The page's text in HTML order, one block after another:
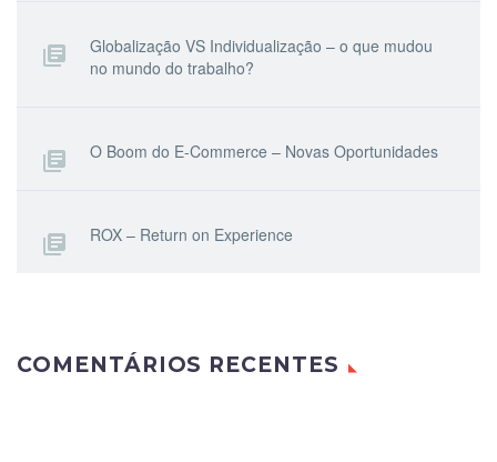
Globalização VS Individualização – o que mudou
no mundo do trabalho?
O Boom do E-Commerce – Novas Oportunidades
ROX – Return on Experience
COMENTÁRIOS RECENTES